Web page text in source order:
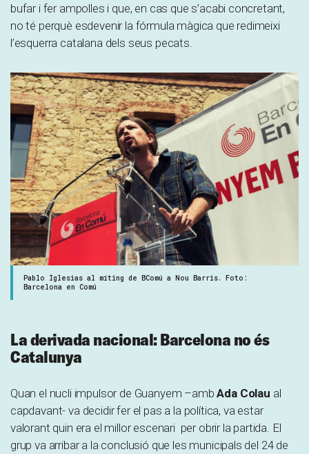
bufar i fer ampolles i que, en cas que s’acabi concretant,
no té perquè esdevenir la fórmula màgica que redimeixi
l’esquerra catalana dels seus pecats.
Pablo Iglesias al míting de BComú a Nou Barris. Foto:
Barcelona en Comú
La derivada nacional: Barcelona no és
Catalunya
Quan el nucli impulsor de Guanyem –ambAda Colau al
capdavant- va decidir fer el pas a la política, va estar
valorant quin era el millor escenari per obrir la partida. El
grup va arribar a la conclusió que les municipals del 24 de